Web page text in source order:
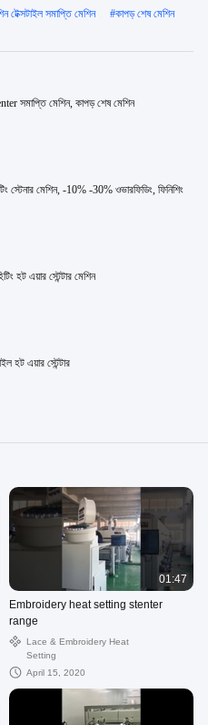
টেক্সটাইল সমাপ্তি মেশিন #কাপড় শেষ মেশিন
সমাপ্তি মেশিন, কাপড় শেষ মেশিন
স্টেনার মেশিন, -10% -30% ওভারফিডিং, ফিনিশিং
হট এয়ার স্টেন্টার মেশিন
হট এয়ার স্টেন্টার
01:47
Embroidery heat setting stenter
range
Lace & Embroidery Heat
Setting
April 15, 2020